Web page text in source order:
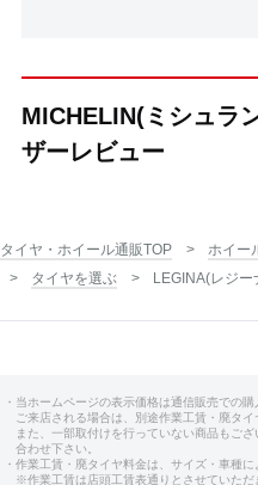
MICHELIN(ミシュラ
ザーレビュー
タイヤ・ホイール通販TOP ホイー
タイヤを選ぶ
LEGINA(レジー
・当ホームページの表示価格は通信販売での購
ご来店される場合は、別途作業工賃・廃タ
また、一部取付けを行っていない商品もご
合わせ下さい。
・作業工賃・廃タイヤ料金は、サイズ・車種に
※作業工賃は店頭工賃表通りとさせていただ